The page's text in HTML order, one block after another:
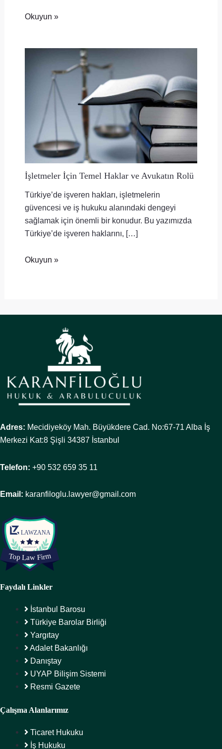
Okuyun »
İşletmeler İçin Temel Haklar ve Avukatın Rolü
Türkiye’de işveren hakları, işletmelerin
güvencesi ve iş hukuku alanındaki dengeyi
sağlamak için önemli bir konudur. Bu yazımızda
Türkiye’de işveren haklarını, […]
Okuyun »
Adres: Mecidiyeköy Mah. Büyükdere Cad. No:67-71 Alba İş
Merkezi Kat:8 Şişli 34387 İstanbul
Telefon: +90 532 659 35 11
Email: karanfiloglu.lawyer@gmail.com
Faydalı Linkler
İstanbul Barosu
Türkiye Barolar Birliği
Yargıtay
Adalet Bakanlığı
Danıştay
UYAP Bilişim Sistemi
Resmi Gazete
Çalışma Alanlarımız
Ticaret Hukuku
İş Hukuku